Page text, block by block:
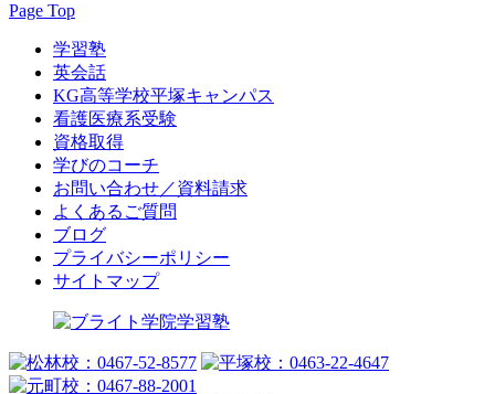
Page Top
学習塾
英会話
KG高等学校平塚キャンパス
看護医療系受験
資格取得
学びのコーチ
お問い合わせ／資料請求
よくあるご質問
ブログ
プライバシーポリシー
サイトマップ